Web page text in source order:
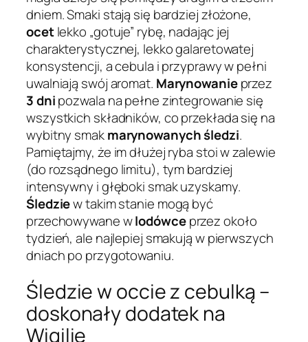
dniem. Smaki stają się bardziej złożone,
ocetlekko „gotuje” rybę, nadając jej
charakterystycznej, lekko galaretowatej
konsystencji, a cebula i przyprawy w pełni
uwalniają swój aromat. Marynowanieprzez
3 dnipozwala na pełne zintegrowanie się
wszystkich składników, co przekłada się na
wybitny smakmarynowanych śledzi.
Pamiętajmy, że im dłużej ryba stoi w zalewie
(do rozsądnego limitu), tym bardziej
intensywny i głęboki smak uzyskamy.
Śledziew takim stanie mogą być
przechowywane wlodówceprzez około
tydzień, ale najlepiej smakują w pierwszych
dniach po przygotowaniu.
Śledzie w occie z cebulką –
doskonały dodatek na
Wigilię